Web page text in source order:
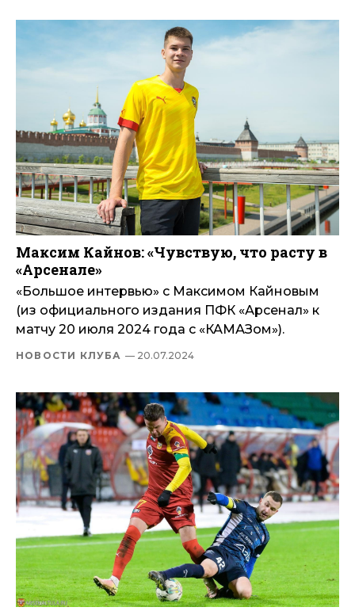
Максим Кайнов: «Чувствую, что расту в
«Арсенале»
«Большое интервью» с Максимом Кайновым
(из официального издания ПФК «Арсенал» к
матчу 20 июля 2024 года с «КАМАЗом»).
НОВОСТИ КЛУБА — 20.07.2024